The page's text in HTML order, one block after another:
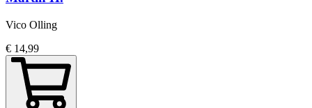
Vico Olling
€ 14,99